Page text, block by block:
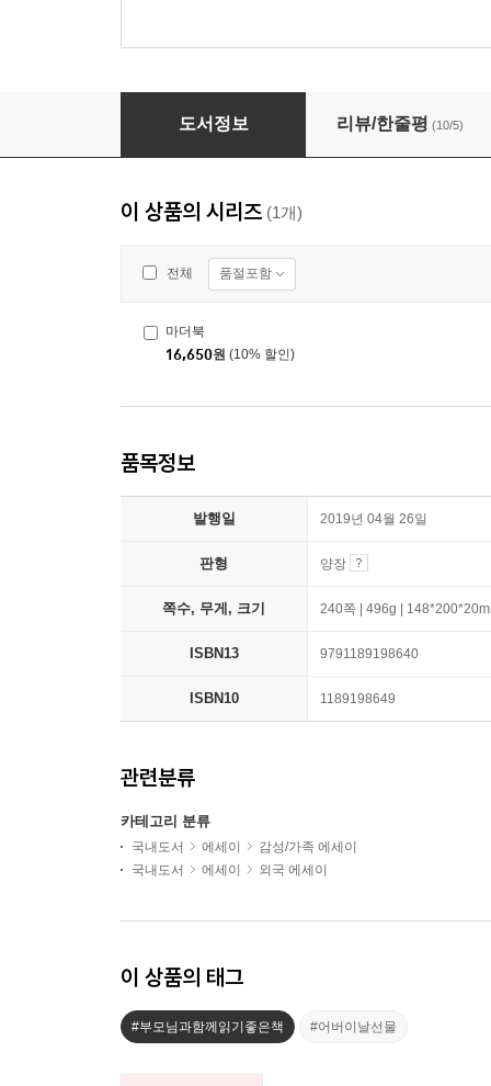
도서정보 리뷰/한줄평 (10/5)
이 상품의 시리즈 (1개)
전체 품절포함
마더북
16,650원 (10% 할인)
품목정보
발행일 2019년 04월 26일
판형 양장
쪽수, 무게, 크기 240쪽 | 496g |
ISBN13 9791189198640
ISBN10 1189198649
관련분류
카테고리 분류
국내도서 에세이
감성/가족 에세이
국내도서
에세이 외국 에세이
이 상품의 태그
#부모님과함께읽기좋은책 #어버이날선물